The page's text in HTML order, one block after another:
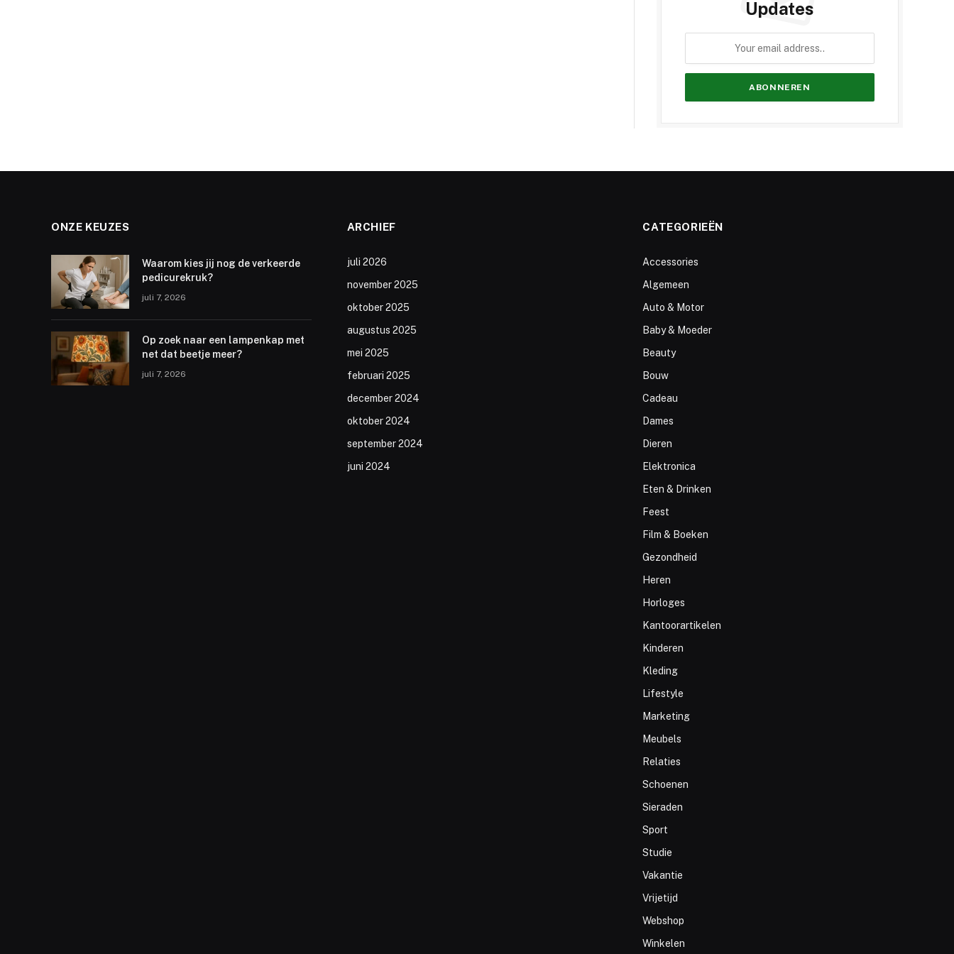
Updates
ONZE KEUZES
Waarom kies jij nog de verkeerde
pedicurekruk?
juli 7, 2026
Op zoek naar een lampenkap met
net dat beetje meer?
juli 7, 2026
ARCHIEF
juli 2026
november 2025
oktober 2025
augustus 2025
mei 2025
februari 2025
december 2024
oktober 2024
september 2024
juni 2024
CATEGORIEËN
Accessories
Algemeen
Auto & Motor
Baby & Moeder
Beauty
Bouw
Cadeau
Dames
Dieren
Elektronica
Eten & Drinken
Feest
Film & Boeken
Gezondheid
Heren
Horloges
Kantoorartikelen
Kinderen
Kleding
Lifestyle
Marketing
Meubels
Relaties
Schoenen
Sieraden
Sport
Studie
Vakantie
Vrijetijd
Webshop
Winkelen